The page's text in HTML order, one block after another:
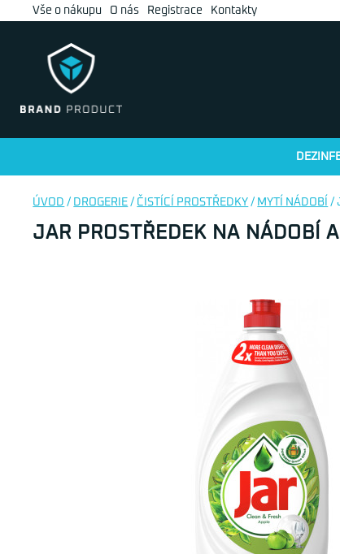
Vše o nákupu O nás Registrace Kontakty
ÚVOD / DROGERIE / ČISTÍCÍ PROSTŘEDKY / MYTÍ NÁDOBÍ /
JAR PROSTŘEDEK NA NÁDOBÍ